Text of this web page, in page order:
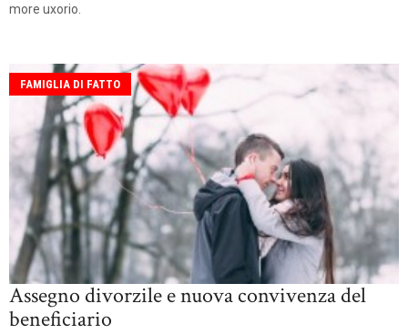
more uxorio.
FAMIGLIA DI FATTO
Assegno divorzile e nuova convivenza del
beneficiario